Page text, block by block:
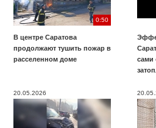
0:50
В центре Саратова
продолжают тушить пожар в
расселенном доме
сами
20.05.2026